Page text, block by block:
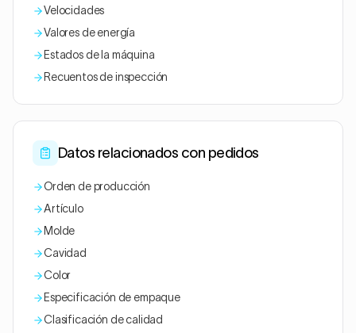
Velocidades
Valores de energía
Estados de la máquina
Recuentos de inspección
Datos relacionados con pedidos
Orden de producción
Artículo
Molde
Cavidad
Color
Especificación de empaque
Clasificación de calidad